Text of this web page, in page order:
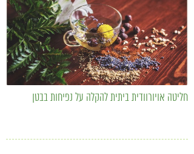
חליטה אויורוודית ביתית להקלה על נפיחות בבטן